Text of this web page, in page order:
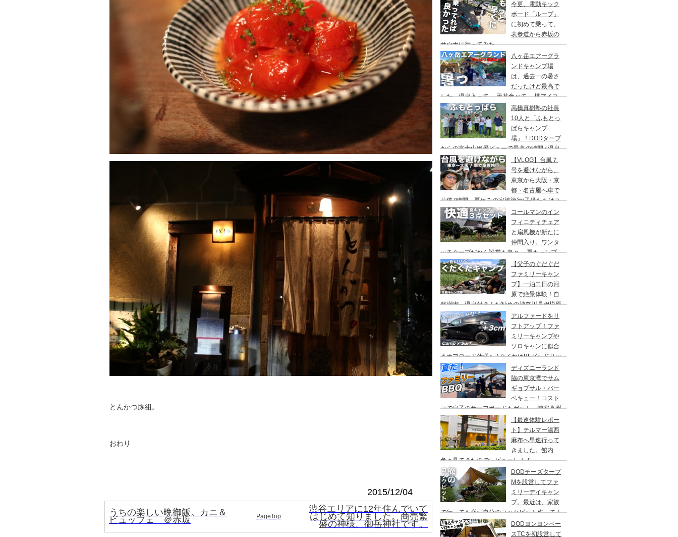
とんかつ豚組。
おわり
2015/12/04
うちの楽しい晩御飯。カニ＆
ビュッフェ ＠赤坂 PageTop
渋谷エリアに12年住んでいて
はじめて知りました。商売繁
盛の神様、御岳神社です。
今更、電動キック
ボード「ループ」
に初めて乗って、
表参道から赤坂の
サウナに行ってみた。
八ヶ岳エアーグラ
ンドキャンプ場
は、過去一の暑さ
だったけど最高で
した。温泉入って→ 天丼食べて→ 桃アイス
食べて。ファミリーキャンプにもキャンプデ
ートにもお勧めです。DOD＆ムラコでグル
ープキャンプ
高橋真樹塾の社長
10人と「ふもとっ
ぱらキャンプ
場」！DODタープ
からの富士山絶景ビューで最高の時間 / 温泉
の代わりにシャワー / キャンプ飯は肉にタコ
スにビール
【VLOG】台風７
号を避けながら、
東京から大阪・京
都・名古屋へ車で
片道7時間、夏休みの家族旅行/子供たちはユ
ニバーサルスタジオでパパはサウナ→清水寺
からの川床で鰻重→世界の山ちゃん
コールマンのイン
フィニティチェア
と扇風機が新たに
仲間入り。ワンタ
ッチタープだから設営も楽々。 夏キャンプ
を快適に過ごす為のキャンプギア３点セッ
ト。
【父子のぐだぐだ
ファミリーキャン
プ】一泊二日の河
原で絶景体験！自
然満喫・温泉付き！お勧めの神奈川県相模原
市・青根キャンプ場。
アルファードをリ
フトアップ！ファ
ミリーキャンプや
ソロキャンに似合
うオフロード仕様へ / タイヤはBFグッドリッ
チのオールテレーンTA。ホイールはデルタ
フォースのオーバル。アップサスはエスペリ
ア。
ディズニーランド
脇の東京湾でサム
ギョプサル・バー
ベキュー！コスト
コで息子のサーフボードもゲット、浦安高州
海浜公園、コールマンワンタッチタープ、フ
ァミリーキャンプ、BBQ
【最速体験レポー
ト】テルマー湯西
麻布へ早速行って
きました。館内
色々見てきたのでレビューします。
DODチーズタープ
Mを設営してファ
ミリーデイキャン
プ。最近は、家族
で行っても必ず自分のコックピット作ってま
す♪
DODヨンヨンベー
スTCを初設営して